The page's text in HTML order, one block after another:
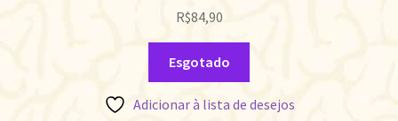
R$84,90
Esgotado
Adicionar à lista de desejos